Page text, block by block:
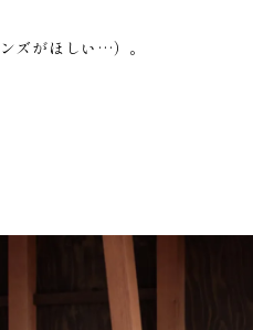
ズがほしい…）。